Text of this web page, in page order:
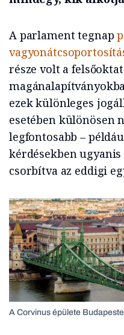
A parlament tegnap
része volt a
ezek különleges
esetében különösen
legfontosabb –
kérdésekben
csorbítva az eddigi
A Corvinus épülete